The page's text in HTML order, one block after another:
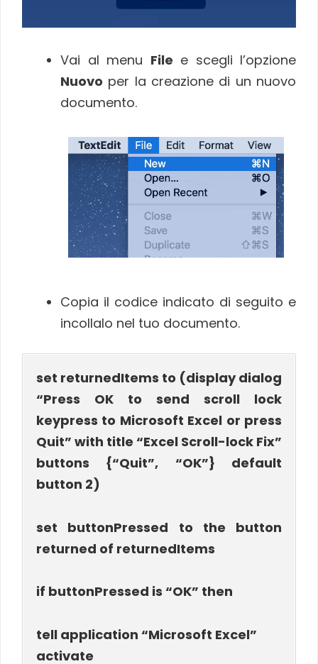
Vai al menu File e scegli l’opzione
Nuovo per la creazione di un nuovo
documento.
Copia il codice indicato di seguito e
incollalo nel tuo documento.
set returnedItems to (display dialog
“Press OK to send scroll lock
keypress to Microsoft Excel or press
Quit” with title “Excel Scroll-lock Fix”
buttons {“Quit”, “OK”} default
button 2)
set buttonPressed to the button
returned of returnedItems
if buttonPressed is “OK” then
tell application “Microsoft Excel”
activate